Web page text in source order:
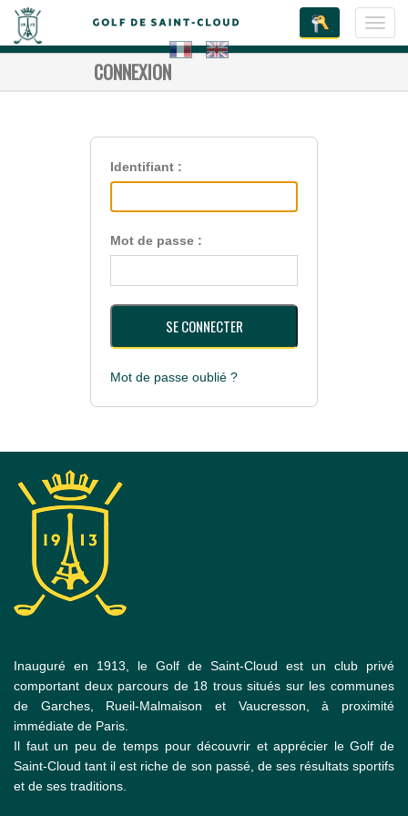
CONNEXION
Identifiant :
Mot de passe :
Mot de passe oublié ?
Inauguré en 1913, le Golf de Saint-Cloud est un club privé
comportant deux parcours de 18 trous situés sur les communes
de Garches, Rueil-Malmaison et Vaucresson, à proximité
immédiate de Paris.
Il faut un peu de temps pour découvrir et apprécier le Golf de
Saint-Cloud tant il est riche de son passé, de ses résultats sportifs
et de ses traditions.